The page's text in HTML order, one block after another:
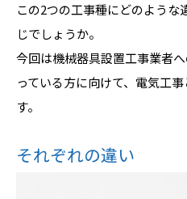
この2つの工事種にどのよう
じでしょうか。
今回は機械器具設置工事業者
っている方に向けて、電気工
す。
それぞれの違い